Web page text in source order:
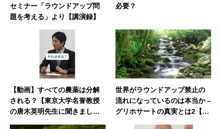
セミナー「ラウンドアップ問
題を考える」より【講演録】
必要？
【動画】すべての農薬は分解
される？【東京大学名誉教授
の唐木英明先生に聞きまし
世界がラウンドアップ禁止の
流れになっているのは本当か –
グリホサートの真実とは2【完